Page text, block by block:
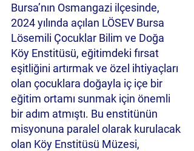
Bursa’nın Osmangazi ilçesinde,
2024 yılında açılan LÖSEV Bursa
Lösemili Çocuklar Bilim ve Doğa
Köy Enstitüsü, eğitimdeki fırsat
eşitliğini artırmak ve özel ihtiyaçları
olan çocuklara doğayla iç içe bir
eğitim ortamı sunmak için önemli
bir adım atmıştı. Bu enstitünün
misyonuna paralel olarak kurulacak
olan Köy Enstitüsü Müzesi,